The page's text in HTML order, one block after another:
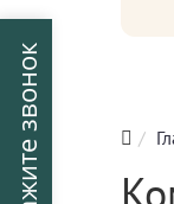
Закажите звонок